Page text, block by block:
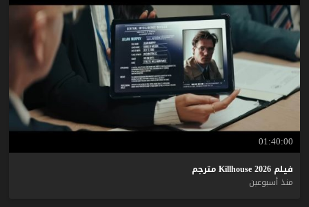
01:40:00
فيلم Killhouse 2026
مترجم
منذ أسبوعين